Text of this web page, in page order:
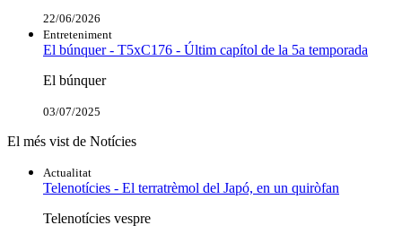
22/06/2026
Entreteniment
El búnquer - T5xC176 - Últim capítol de la 5a temporada
El búnquer
03/07/2025
El més vist de Notícies
Actualitat
Telenotícies - El terratrèmol del Japó, en un quiròfan
Telenotícies vespre